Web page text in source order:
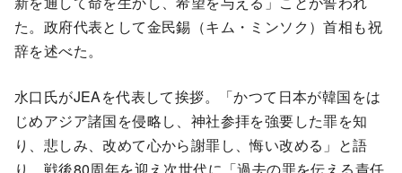
た。政府代表として金民錫（キム・ミンソク）首相も祝
辞を述べた。
水口氏がJEAを代表して挨拶。「かつて日本が韓国をは
じめアジア諸国を侵略し、神社参拝を強要した罪を知
り、悲しみ、改めて心から謝罪し、悔い改める」と語
り、戦後80周年を迎え次世代に「過去の罪を伝える責任